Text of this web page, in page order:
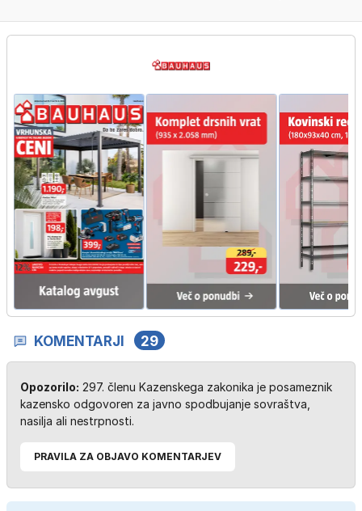
KOMENTARJI 29
Opozorilo: 297. členu Kazenskega zakonika je posameznik
kazensko odgovoren za javno spodbujanje sovraštva,
nasilja ali nestrpnosti.
PRAVILA ZA OBJAVO KOMENTARJEV